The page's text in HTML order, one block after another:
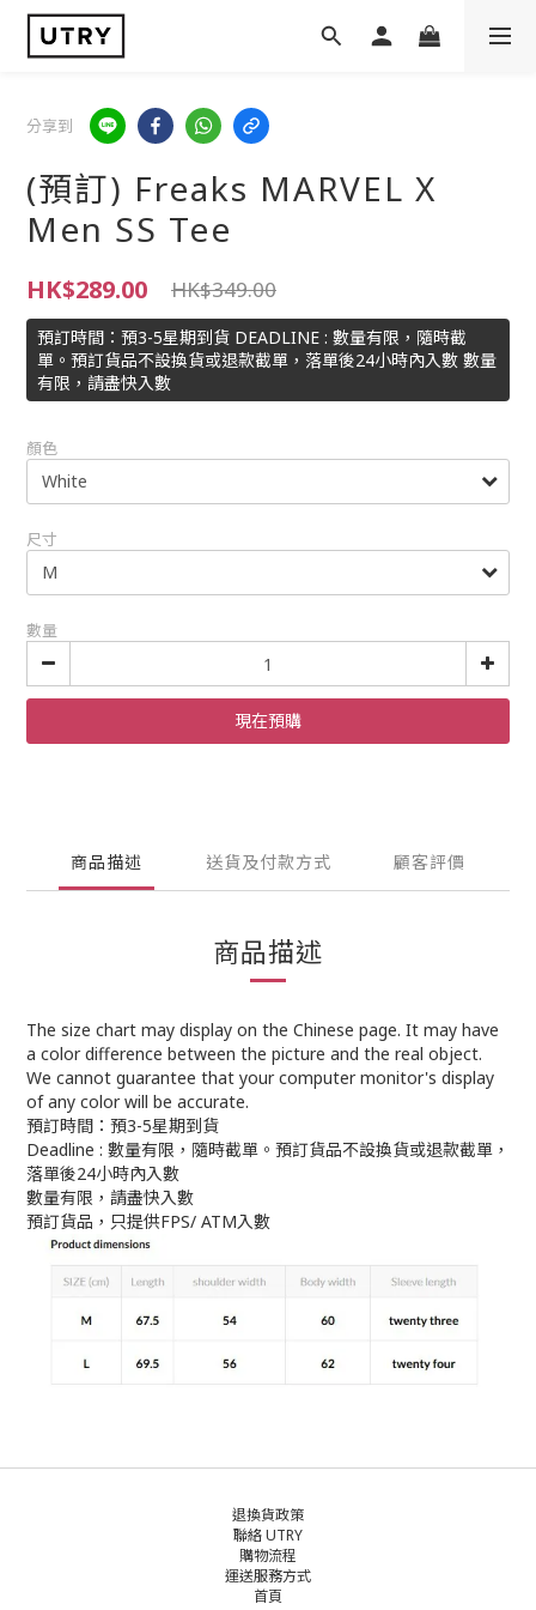
分享到
(預訂) Freaks MARVEL X
Men SS Tee
HK$289.00 HK$349.00
預訂時間：預3-5星期到貨 DEADLINE : 數量有限，隨時截
單。預訂貨品不設換貨或退款截單，落單後24小時內入數 數量
有限，請盡快入數
顏色
尺寸
數量
現在預購
商品描述 送貨及付款方式 顧客評價
商品描述
The size chart may display on the Chinese page. It may have
a color difference between the picture and the real object.
We cannot guarantee that your computer monitor's display
of any color will be accurate.
預訂時間：預3-5星期到貨
Deadline : 數量有限，隨時截單。預訂貨品不設換貨或退款截單，
落單後24小時內入數
數量有限，請盡快入數
預訂貨品，只提供FPS/ ATM入數
退換貨政策
聯絡 UTRY
購物流程
運送服務方式
首頁